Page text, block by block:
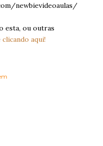
newbievideoaulas/
esta, ou outras
clicando aqui!